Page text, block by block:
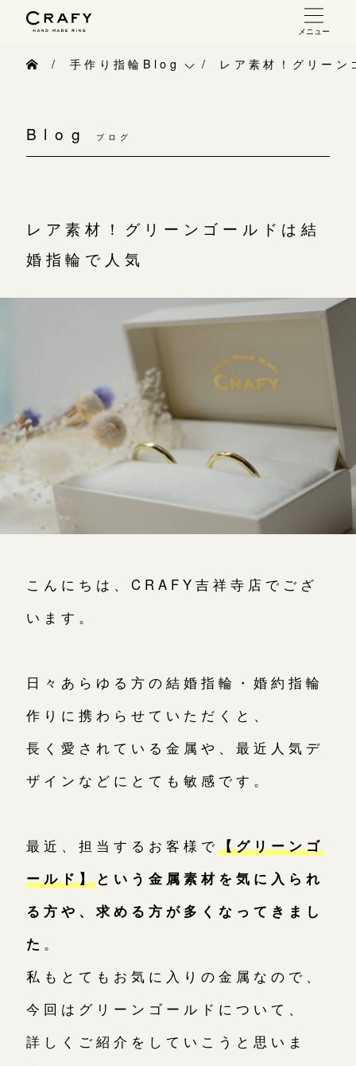
メニュー
指輪制作の流れ
指輪作品集
アフターケア・保証
CRAFYについて
SNS・ブログ
プライバシーポリシー
用語集
Blog ブログ
手作り指輪Blog
手作り指輪作品集
お客様インタビュー
指輪のハンドメイド・手作り
結婚指輪手作り工房のご案内
レア素材！グリー
レア素材！グリーンゴールドは結
婚指輪で人気
こんにちは、CRAFY吉祥寺店でござ
います。
日々あらゆる方の結婚指輪・婚約指輪
作りに携わらせていただくと、
長く愛されている金属や、最近人気デ
ザインなどにとても敏感です。
最近、担当するお客様で【グリーンゴ
ールド】という金属素材を気に入られ
る方や、求める方が多くなってきまし
た 。
私もとてもお気に入りの金属なので、
今回はグリーンゴールドについて、
詳しくご紹介をしていこうと思いま
10:00～18:00 /年中無休
年末年始は除く
こちら
吉祥寺店 来店ご予約
来店ご予約
川越店 来店ご予約
軽井沢店 来店ご予約
京都店 来店ご予約
広島店 来店ご予約